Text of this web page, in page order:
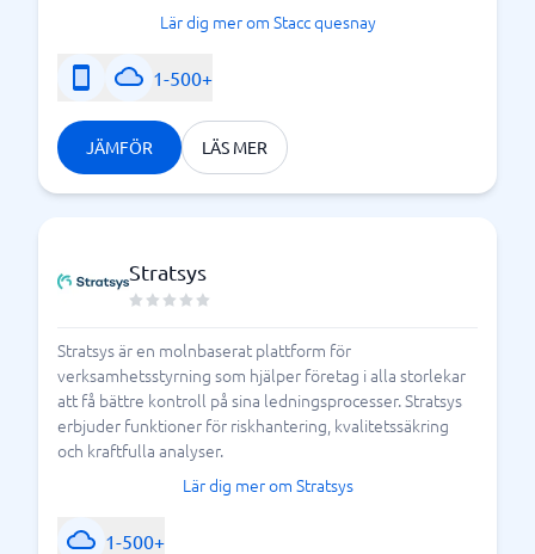
Lär dig mer om Stacc quesnay
1-500+
JÄMFÖR LÄS MER
Stratsys
Stratsys är en molnbaserat plattform för
verksamhetsstyrning som hjälper företag i alla storlekar
att få bättre kontroll på sina ledningsprocesser. Stratsys
erbjuder funktioner för riskhantering, kvalitetssäkring
och kraftfulla analyser.
Lär dig mer om Stratsys
1-500+